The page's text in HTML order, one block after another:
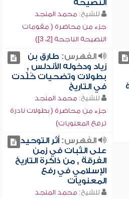
النصيحة
للشيخ: محمد المنجد
جزء من محاضرة ( مقومات
النصيحة الناجحة [2، 3])
الفهرس: طارق بن
زياد ودخوله الأندلس ,
بطولات وتضحيات خُلِّدت
في التاريخ
للشيخ: محمد المنجد
جزء من محاضرة ( بطولات نادرة
ترفع المعنويات)
الفهرس:أثر التوحيد
على الثبات في زمن
الفرقة , من ذاكرة التاريخ
الإسلامي في رفع
المعنويات
للشيخ: محمد المنجد